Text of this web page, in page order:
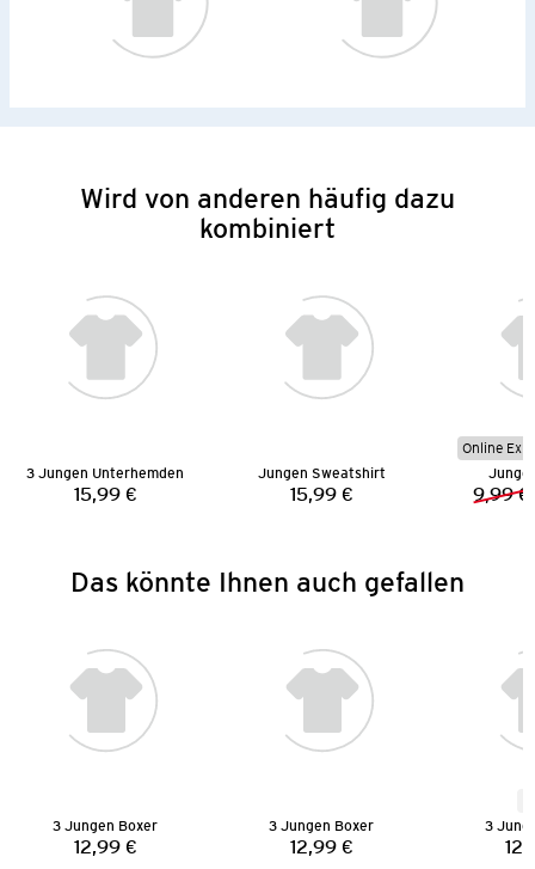
Wird von anderen häufig dazu
kombiniert
3 Jungen Unterhemden
Preis:
15,99 €
Jungen Sweatshirt
Preis:
15,99 €
Online
9,99 €
Das könnte Ihnen auch gefallen
3 Jungen Boxer
Preis:
12,99 €
3 Jungen Boxer
Preis:
12,99 €
3